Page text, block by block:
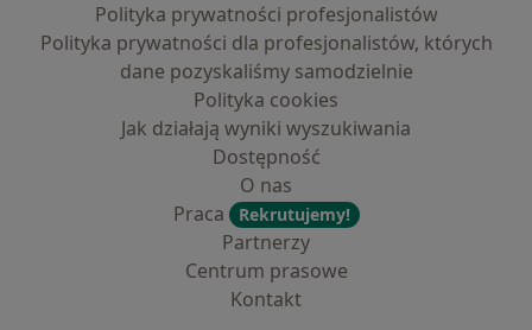
Polityka prywatności profesjonalistów
Polityka prywatności dla profesjonalistów, których
dane pozyskaliśmy samodzielnie
Polityka cookies
Jak działają wyniki wyszukiwania
Dostępność
O nas
Praca
Rekrutujemy!
Partnerzy
Centrum prasowe
Kontakt